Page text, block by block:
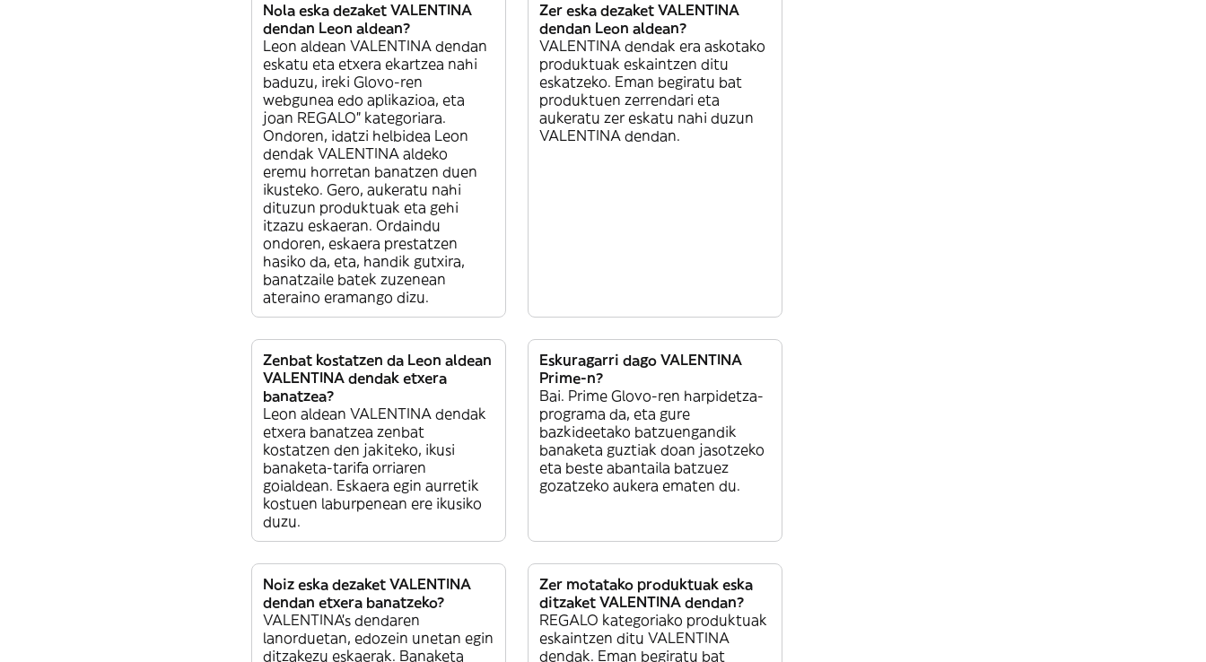
Nola eska dezaket VALENTINA
dendan Leon aldean?
Leon aldean VALENTINA dendan
eskatu eta etxera ekartzea nahi
baduzu, ireki Glovo-ren
webgunea edo aplikazioa, eta
joan REGALO” kategoriara.
Ondoren, idatzi helbidea Leon
dendak VALENTINA aldeko
eremu horretan banatzen duen
ikusteko. Gero, aukeratu nahi
dituzun produktuak eta gehi
itzazu eskaeran. Ordaindu
ondoren, eskaera prestatzen
hasiko da, eta, handik gutxira,
banatzaile batek zuzenean
ateraino eramango dizu.
Zer eska dezaket VALENTINA
dendan Leon aldean?
VALENTINA dendak era askotako
produktuak eskaintzen ditu
eskatzeko. Eman begiratu bat
produktuen zerrendari eta
aukeratu zer eskatu nahi duzun
VALENTINA dendan.
Zenbat kostatzen da Leon aldean
VALENTINA dendak etxera
banatzea?
Leon aldean VALENTINA dendak
etxera banatzea zenbat
kostatzen den jakiteko, ikusi
banaketa-tarifa orriaren
goialdean. Eskaera egin aurretik
kostuen laburpenean ere ikusiko
duzu.
Eskuragarri dago VALENTINA
Prime-n?
Bai. Prime Glovo-ren harpidetza-
programa da, eta gure
bazkideetako batzuengandik
banaketa guztiak doan jasotzeko
eta beste abantaila batzuez
gozatzeko aukera ematen du.
Noiz eska dezaket VALENTINA
dendan etxera banatzeko?
VALENTINA’s dendaren
lanorduetan, edozein unetan egin
ditzakezu eskaerak. Banaketa
Zer motatako produktuak eska
ditzaket VALENTINA dendan?
REGALO kategoriako produktuak
eskaintzen ditu VALENTINA
dendak. Eman begiratu bat